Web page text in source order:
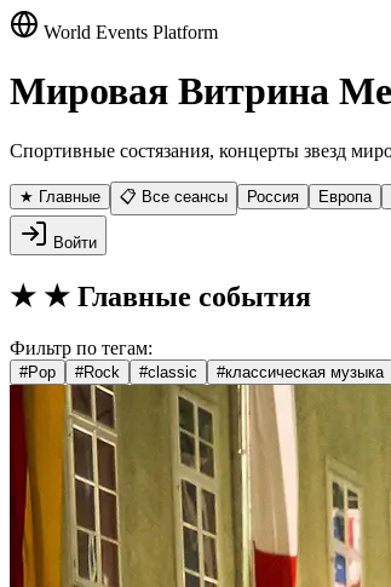
World Events Platform
Мировая Витрина
Спортивные состязания, концерты звезд
★ Главные 📋 Все сеансы Россия Европа
Войти
★ ★ Главные события
Фильтр по тегам:
#Pop #Rock #classic #классическая музыка